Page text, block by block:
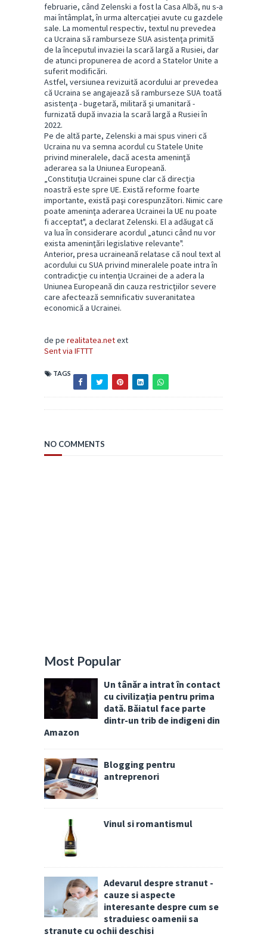
februarie, când Zelenski a fost la Casa Albă, nu s-a
mai întâmplat, în urma altercaţiei avute cu gazdele
sale. La momentul respectiv, textul nu prevedea
ca Ucraina să ramburseze SUA asistenţa primită
de la începutul invaziei la scară largă a Rusiei, dar
de atunci propunerea de acord a Statelor Unite a
suferit modificări.
Astfel, versiunea revizuită acordului ar prevedea
că Ucraina se angajează să ramburseze SUA toată
asistenţa - bugetară, militară şi umanitară -
furnizată după invazia la scară largă a Rusiei în
2022.
Pe de altă parte, Zelenski a mai spus vineri că
Ucraina nu va semna acordul cu Statele Unite
privind mineralele, dacă acesta ameninţă
aderarea sa la Uniunea Europeană.
„Constituţia Ucrainei spune clar că direcţia
noastră este spre UE. Există reforme foarte
importante, există paşi corespunzători. Nimic care
poate ameninţa aderarea Ucrainei la UE nu poate
fi acceptat", a declarat Zelenski. El a adăugat că
va lua în considerare acordul „atunci când nu vor
exista ameninţări legislative relevante".
Anterior, presa ucraineană relatase că noul text al
acordului cu SUA privind mineralele poate intra în
contradicţie cu intenţia Ucrainei de a adera la
Uniunea Europeană din cauza restricţiilor severe
care afectează semnificativ suveranitatea
economică a Ucrainei.
de pe realitatea.netext
Sent via IFTTT
TAGS
NO COMMENTS
Most Popular
Un tânăr a intrat în contact
cu civilizația pentru prima
dată. Băiatul face parte
dintr-un trib de indigeni din
Amazon
Blogging pentru
antreprenori
Vinul si romantismul
Adevarul despre stranut -
cauze si aspecte
interesante despre cum se
straduiesc oamenii sa
stranute cu ochii deschisi